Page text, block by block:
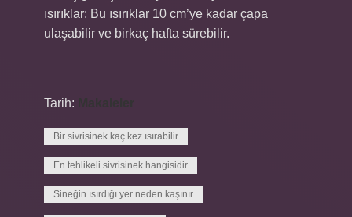
ısırıklar: Bu ısırıklar 10 cm’ye kadar çapa
ulaşabilir ve birkaç hafta sürebilir.
Tarih:
Bir sivrisinek kaç kez ısırabilir
En tehlikeli sivrisinek hangisidir
Sineğin ısırdığı yer neden kaşınır